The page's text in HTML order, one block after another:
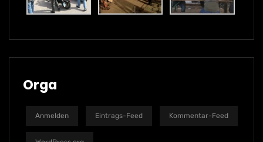
Orga
Anmelden Eintrags-Feed Kommentar-Feed